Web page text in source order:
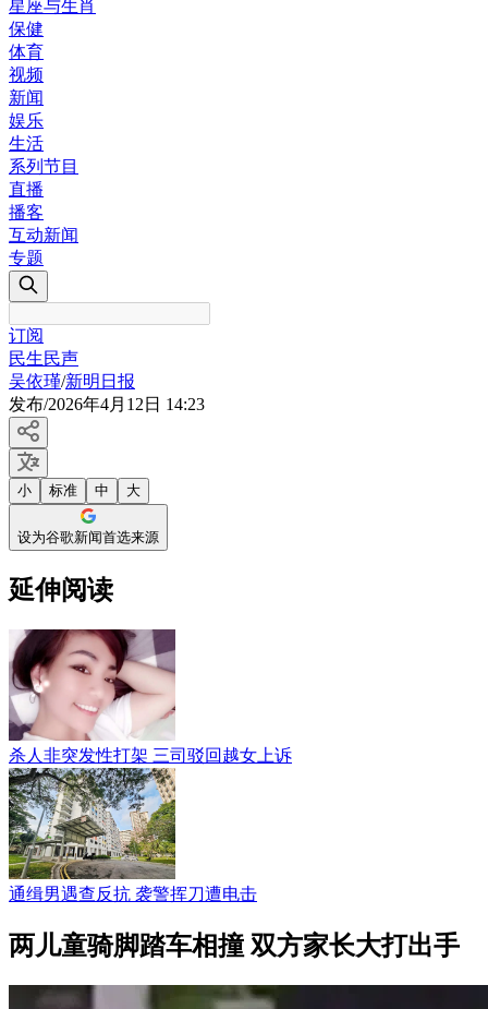
星座与生肖
保健
体育
视频
新闻
娱乐
生活
系列节目
直播
播客
互动新闻
专题
订阅
民生民声
吴依瑾/新明日报
发布/2026年4月12日 14:23
小 标准 中 大
设为谷歌新闻首选来源
延伸阅读
杀人非突发性打架 三司驳回越女上诉
通缉男遇查反抗 袭警挥刀遭电击
两儿童骑脚踏车相撞 双方家长大打出手